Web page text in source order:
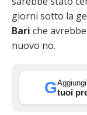
giorni sotto la
Bari che
nuovo no.
Gtuoi